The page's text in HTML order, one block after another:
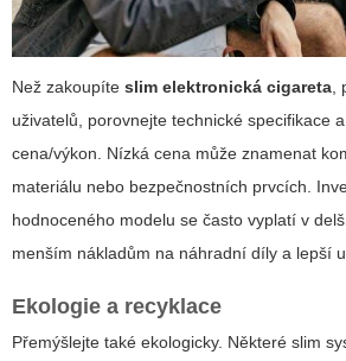
Než zakoupíte slim elektronická cigareta
uživatelů, porovnejte technické specifikace
cena/výkon. Nízká cena může znamenat
materiálu nebo bezpečnostních prvcích.
hodnoceného modelu se často vyplatí v
menším nákladům na náhradní díly a lepší
Ekologie a recyklace
Přemýšlejte také ekologicky. Některé slim